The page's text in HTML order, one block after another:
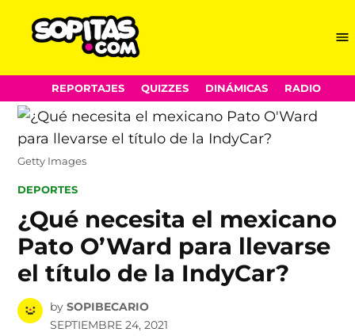
Skip
to
content
REPORTAJES QUIZZES DINÁMICAS RADIO
Getty Images
POSTED
DEPORTES
¿Qué necesita el mexicano
Pato O’Ward para llevarse
el título de la IndyCar?
by SOPIBECARIO
SEPTIEMBRE 24, 2021